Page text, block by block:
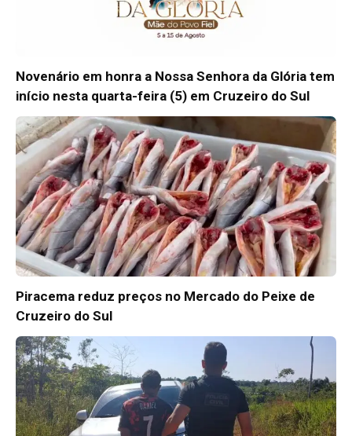
Novenário em honra a Nossa Senhora da Glória tem
início nesta quarta-feira (5) em Cruzeiro do Sul
Piracema reduz preços no Mercado do Peixe de
Cruzeiro do Sul